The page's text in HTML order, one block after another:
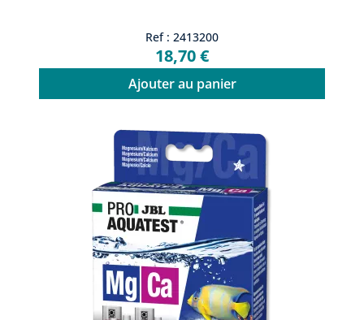
Ref : 2413200
18,70 €
Ajouter au panier